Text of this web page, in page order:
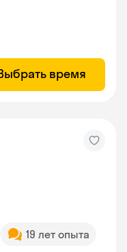
время
19 лет опыта